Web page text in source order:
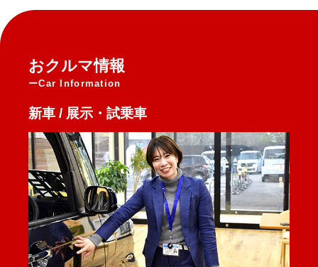
おクルマ情報
Car Information
新車 / 展示・試乗車